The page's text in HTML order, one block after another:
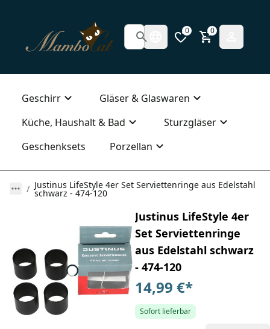
0 0
Geschirr
Gläser & Glaswaren
Küche, Haushalt & Bad
Sturzgläser
Geschenksets
Porzellan
Justinus LifeStyle 4er Set Serviettenringe aus Edelstahl
schwarz - 474-120
Justinus LifeStyle 4er
Set Serviettenringe
aus Edelstahl schwarz
- 474-120
14,99 €*
Sofort lieferbar